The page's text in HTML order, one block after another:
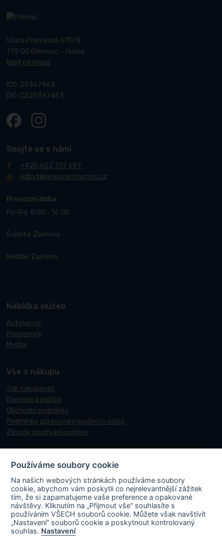
Stará Přerovská 670/8
779 00 Olomouc - Holice
Najít na mapě
IČO: 25367463
DIČ: CZ25367463
Spojte se s námi
+420 602 707 697
odbyt@pneucentrumnn.cz
Provozní doba
Po–Pá: 8.00 - 16.00
Sobota: Zavřeno
Neděle: Zavřeno
Nabídka služeb
Autoservis
Pneuservis
Myčka
Vše o nákupu
Jak nakupovat
Doprava a platba
Obchodní podmínky
Podmínky zpracování osobních údajů
Zásady používání cookies
© 2017-2026 Pneucentrum N&N.
Webové stránky realizovalMatosoft.
PNEUCENTRUM N & N s. r. o.
ve spolupráci s Ministerstvem průmyslu a
obchodu v rámci Národního plánu obnovy účastní projektu s názvem
Používáme soubory cookie
Na našich webových stránkách používáme soubory
cookie, abychom vám poskytli co nejrelevantnější zážitek
tím, že si zapamatujeme vaše preference a opakované
návštěvy. Kliknutím na „Přijmout vše“ souhlasíte s
používáním VŠECH souborů cookie. Můžete však navštívit
„Nastavení“ souborů cookie a poskytnout kontrolovaný
souhlas. Nastavení